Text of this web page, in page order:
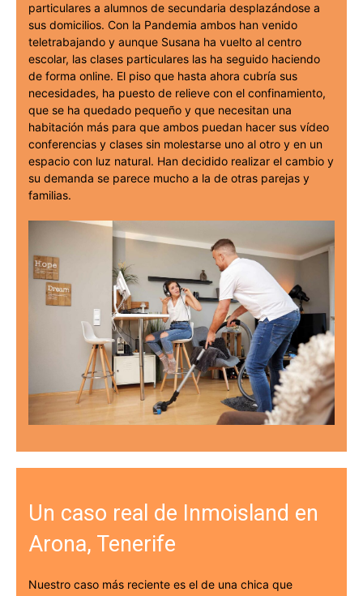
particulares a alumnos de secundaria desplazándose a
sus domicilios. Con la Pandemia ambos han venido
teletrabajando y aunque Susana ha vuelto al centro
escolar, las clases particulares las ha seguido haciendo
de forma online. El piso que hasta ahora cubría sus
necesidades, ha puesto de relieve con el confinamiento,
que se ha quedado pequeño y que necesitan una
habitación más para que ambos puedan hacer sus vídeo
conferencias y clases sin molestarse uno al otro y en un
espacio con luz natural. Han decidido realizar el cambio y
su demanda se parece mucho a la de otras parejas y
familias.
Un caso real de Inmoisland en
Arona, Tenerife
Nuestro caso más reciente es el de una chica que